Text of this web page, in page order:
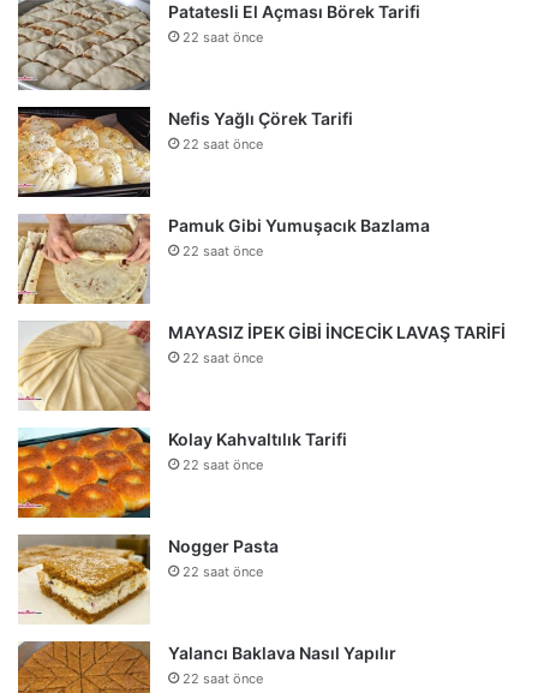
Patatesli El Açması Börek Tarifi
22 saat önce
Nefis Yağlı Çörek Tarifi
22 saat önce
Pamuk Gibi Yumuşacık Bazlama
22 saat önce
MAYASIZ İPEK GİBİ İNCECİK LAVAŞ TARİFİ
22 saat önce
Kolay Kahvaltılık Tarifi
22 saat önce
Nogger Pasta
22 saat önce
Yalancı Baklava Nasıl Yapılır
22 saat önce